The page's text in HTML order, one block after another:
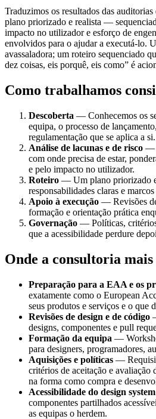
Traduzimos os resultados das
plano priorizado e realista —
impacto no utilizador e esforço de
envolvidos para o ajudar a executá-lo.
avassaladora; um roteiro sequenciado
dez coisas, eis porquê, eis como” é
Como trabalhamos
Descoberta — Conhecemos os
equipa, o processo de
regulamentação que se aplica a si.
Análise de lacunas e de risco —
com onde precisa de estar,
e pelo impacto no utilizador.
Roteiro — Um plano priorizado
responsabilidades claras e marcos
Apoio à execução — Revisões
formação e orientação prática
Governação — Políticas,
que a acessibilidade perdure
Onde a consultoria
Preparação para a EAA e os
exatamente como o European
seus produtos e serviços e o que
Revisões de design e de código
designs, componentes e pull
Formação da equipa —
para designers, programadores,
Aquisições e políticas —
critérios de aceitação e avaliação
na forma como compra e
Acessibilidade do design system
componentes partilhados
as equipas o herdem.